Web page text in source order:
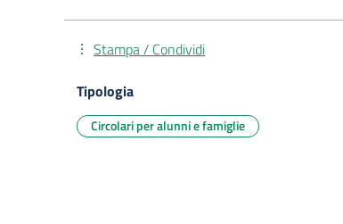
Stampa / Condividi
Tipologia
Circolari per alunni e famiglie